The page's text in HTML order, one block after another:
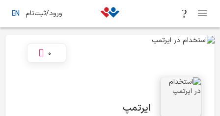
ورود/ثبت‌نام EN
ایرتمپ
0